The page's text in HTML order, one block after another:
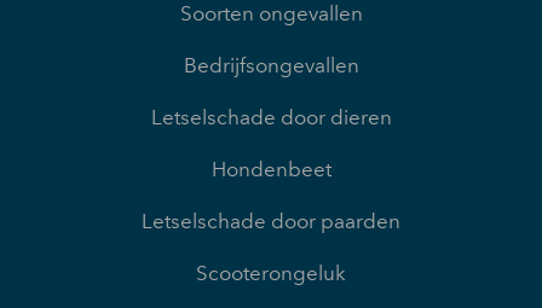
Soorten ongevallen
Bedrijfsongevallen
Letselschade door dieren
Hondenbeet
Letselschade door paarden
Scooterongeluk